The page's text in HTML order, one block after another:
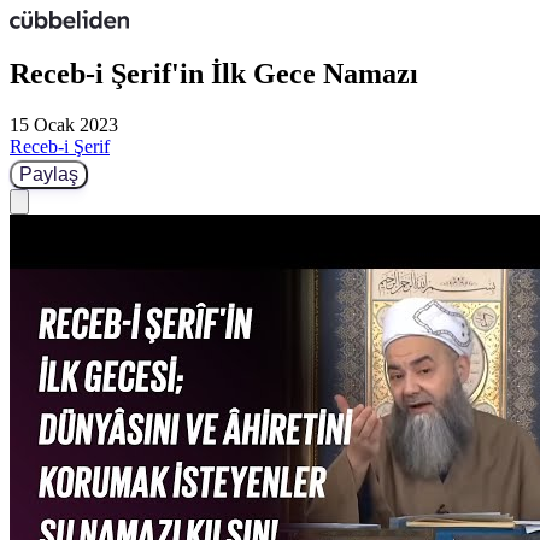
Receb-i Şerif'in İlk Gece Namazı
15 Ocak 2023
Receb-i Şerif
Paylaş